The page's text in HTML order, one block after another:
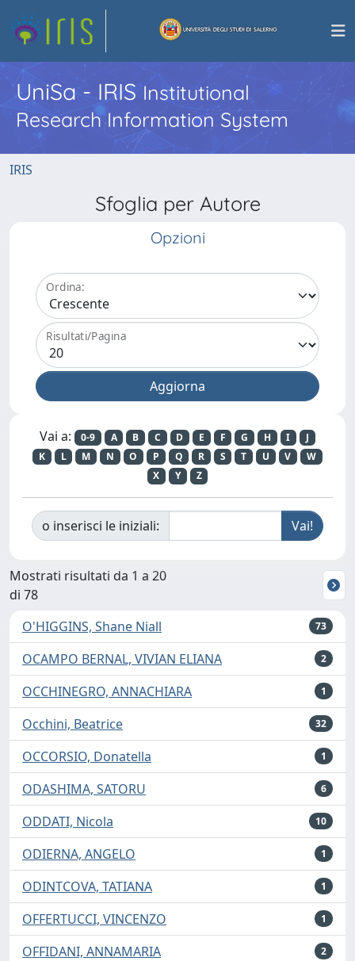
UniSa - IRISInstitutional
Research Information System
IRIS
Sfoglia per Autore
Opzioni
Ordina:
Risultati/Pagina
Vai a: 0-9 A B C D E F G H I
J
K
L M N O P Q R S T U V
W
X
Y Z
o inserisci le iniziali:
Mostrati risultati da 1 a 20
di 78
O'HIGGINS, Shane Niall
73
OCAMPO BERNAL, VIVIAN ELIANA 2
OCCHINEGRO, ANNACHIARA 1
Occhini, Beatrice 32
OCCORSIO, Donatella 1
ODASHIMA, SATORU 6
ODDATI, Nicola 10
ODIERNA, ANGELO 1
ODINTCOVA, TATIANA 1
OFFERTUCCI, VINCENZO 1
OFFIDANI, ANNAMARIA 2